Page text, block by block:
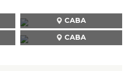
CABA
CABA